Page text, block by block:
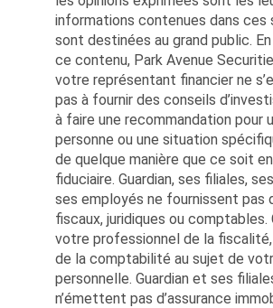
informations contenues dans ces
sont destinées au grand public.
ce contenu, Park Avenue
votre représentant financier ne
pas à fournir des conseils
à faire une recommandation pour
personne ou une situation
de quelque manière que ce soit
fiduciaire. Guardian, ses filiales,
ses employés ne fournissent pas
fiscaux, juridiques ou comptables.
votre professionnel de la
de la comptabilité au sujet de
personnelle. Guardian et ses
n’émettent pas d’assurance